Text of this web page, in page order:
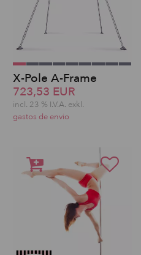
X-Pole A-Frame
723,53 EUR
incl. 23 % I.V.A. exkl.
gastos de envio